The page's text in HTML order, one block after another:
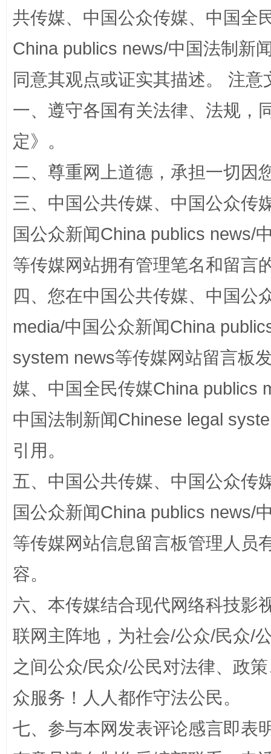
阿坝州三大球赛在茂县开幕 规模
国家大学科技园优化重塑工作
扯下公款旅游的“隐身衣” 如何以
“蜀中异人”王建安的艺术幻境
共传媒、中国公众传媒、中国全
China publics news/中国法制新
同意其观点或证实其描述。 注
一、遵守各国有关法律、法规，
定》。
二、尊重网上道德，承担一切因
三、中国公共传媒、中国公众传
国公众新闻China publics news/
等传媒网站拥有管理笔名和留言
四、您在中国公共传媒、中国公
media/中国公众新闻China
system news等传媒网站留言板
媒、中国全民传媒China publics
中国法制新闻Chinese legal
引用。
五、中国公共传媒、中国公众传
国公众新闻China publics news/
等传媒网站信息留言板管理人员
容。
六、本传媒结合现代网络科技影
联网主阵地，为社会/公众/民众/
之间公众/民众/公民对法律、政
众服务！人人都作守法公民。
七、参与本网发表评论感言即表